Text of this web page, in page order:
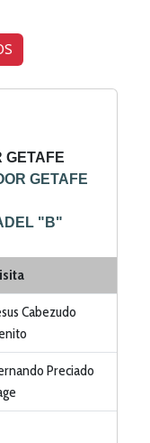
GETAFE
GETAFE
"B"
Cabezudo
Preciado